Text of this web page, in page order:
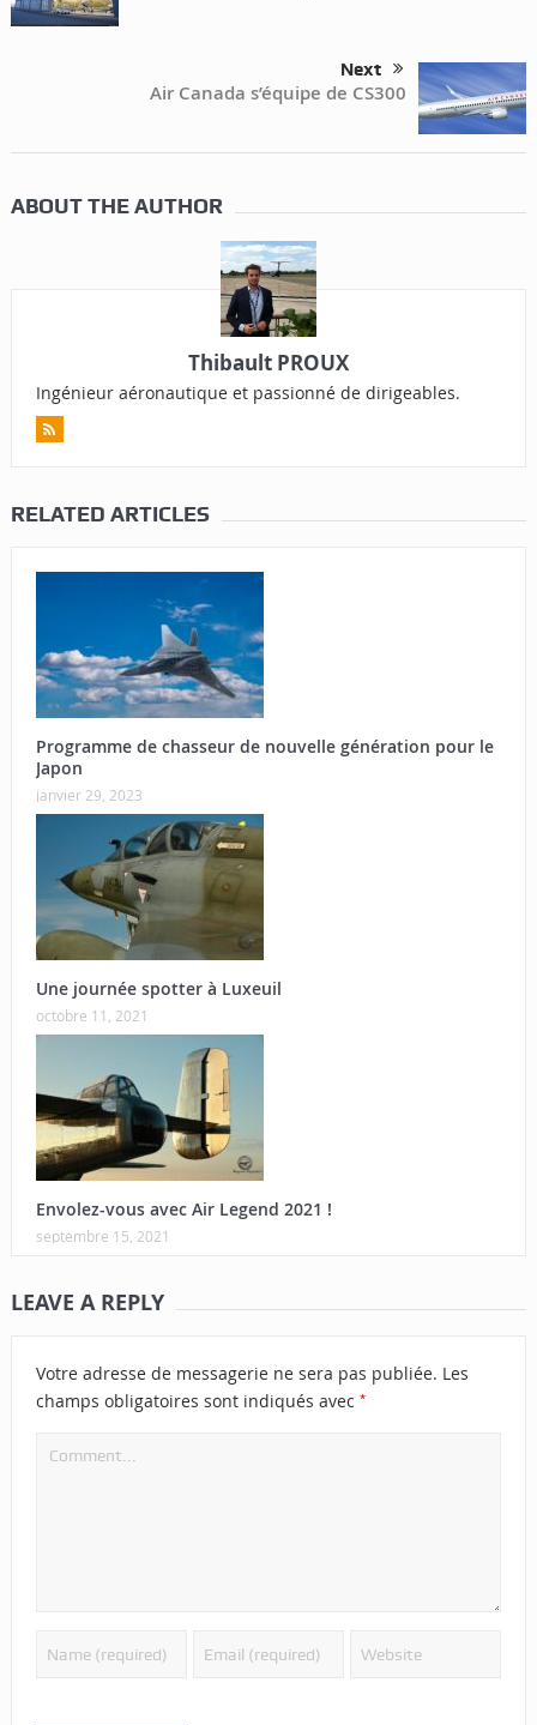
Next
Air Canada s’équipe de CS300
ABOUT THE AUTHOR
Thibault PROUX
Ingénieur aéronautique et passionné de dirigeables.
RELATED ARTICLES
Programme de chasseur de nouvelle génération pour le
Japon
janvier 29, 2023
Une journée spotter à Luxeuil
octobre 11, 2021
Envolez-vous avec Air Legend 2021 !
septembre 15, 2021
LEAVE A REPLY
Votre adresse de messagerie ne sera pas publiée. Les
champs obligatoires sont indiqués avec *